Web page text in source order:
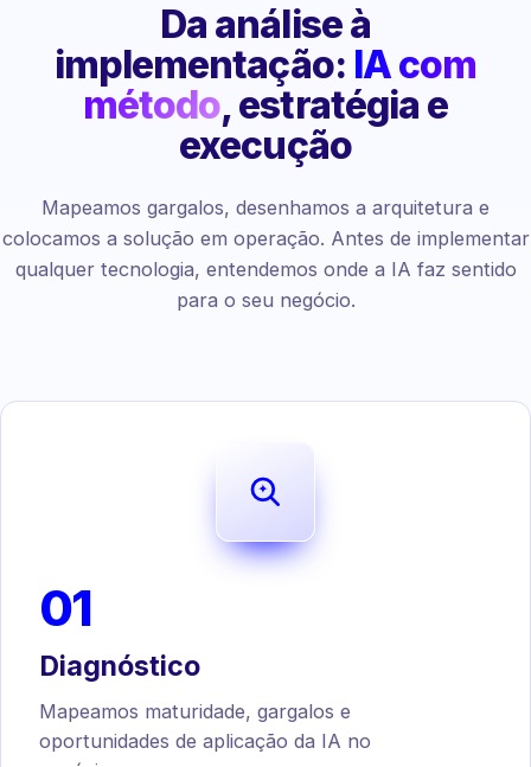
Da análise à
implementação: IA com
método, estratégia e
execução
Mapeamos gargalos, desenhamos a arquitetura e
colocamos a solução em operação. Antes de implementar
qualquer tecnologia, entendemos onde a IA faz sentido
para o seu negócio.
01
Diagnóstico
Mapeamos maturidade, gargalos e
oportunidades de aplicação da IA no